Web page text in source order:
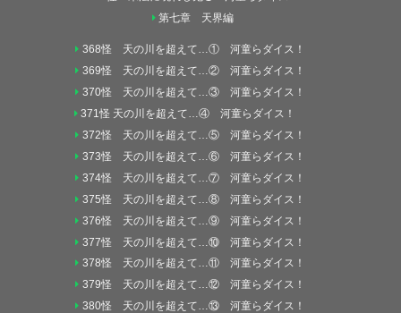
第七章 天界編
368怪 天の川を超えて…① 河童らダイス！
369怪 天の川を超えて…② 河童らダイス！
370怪 天の川を超えて…③ 河童らダイス！
371怪 天の川を超えて…④ 河童らダイス！
372怪 天の川を超えて…⑤ 河童らダイス！
373怪 天の川を超えて…⑥ 河童らダイス！
374怪 天の川を超えて…⑦ 河童らダイス！
375怪 天の川を超えて…⑧ 河童らダイス！
376怪 天の川を超えて…⑨ 河童らダイス！
377怪 天の川を超えて…⑩ 河童らダイス！
378怪 天の川を超えて…⑪ 河童らダイス！
379怪 天の川を超えて…⑫ 河童らダイス！
380怪 天の川を超えて…⑬ 河童らダイス！